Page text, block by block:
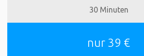
30 Minuten
nur 39 €